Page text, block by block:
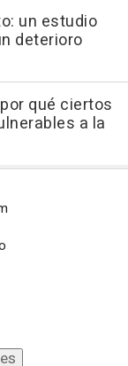
un estudio
deterioro
qué ciertos
a la